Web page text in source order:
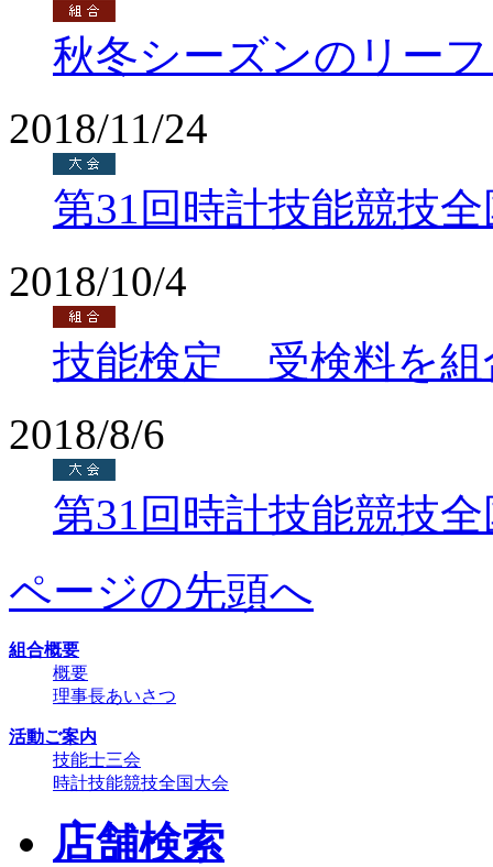
秋冬シーズンのリー
2018/11/24
第31回時計技能競技
2018/10/4
技能検定 受検料を組
2018/8/6
第31回時計技能競技
ページの先頭へ
組合概要
概要
理事長あいさつ
活動ご案内
技能士三会
時計技能競技全国大会
店舗検索